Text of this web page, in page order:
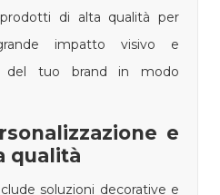
di alta qualità per
impatto visivo e
del tuo brand in modo
e
qualità
soluzioni decorative e